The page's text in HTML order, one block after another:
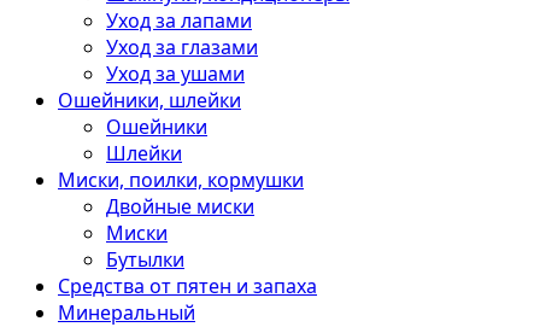
Уход за лапами
Уход за глазами
Уход за ушами
Ошейники, шлейки
Ошейники
Шлейки
Миски, поилки, кормушки
Двойные миски
Миски
Бутылки
Средства от пятен и запаха
Минеральный